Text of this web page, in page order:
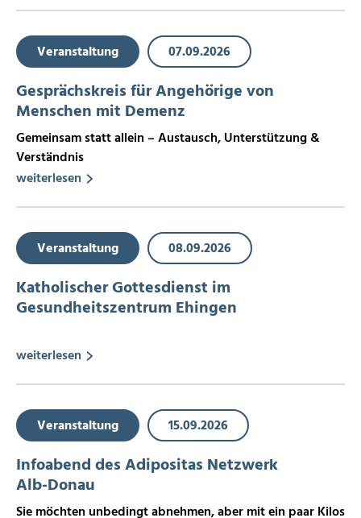
Veranstaltung 07.09.2026
Gesprächskreis für Angehörige von
Menschen mit Demenz
Gemeinsam statt allein – Austausch, Unterstützung &
Verständnis
weiterlesen
Veranstaltung 08.09.2026
Katholischer Gottesdienst im
Gesundheitszentrum Ehingen
weiterlesen
Veranstaltung 15.09.2026
Infoabend des Adipositas Netzwerk
Alb-Donau
Sie möchten unbedingt abnehmen, aber mit ein paar Kilos